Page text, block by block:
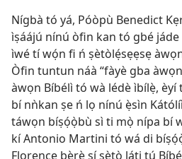
Nígbà tó yá, Póòpù Benedict
ìṣáájú nínú òfin kan tó gbé jáde
ìwé tí wọ́n fi ń ṣètòlẹ́sẹẹsẹ
Òfin tuntun náà “fàyè gba
àwọn Bíbélì tó wà lédè ìbílẹ̀,
bí nǹkan ṣe ń lọ nínú ẹ̀sìn
táwọn bíṣọ́ọ̀bù sì ti mọ̀ nípa bí
kí Antonio Martini tó wá di
Florence bẹ̀rẹ̀ sí ṣètò láti tú